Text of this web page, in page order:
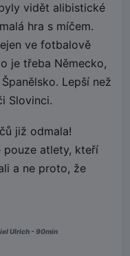
vidět alibistické
hra s míčem.
ve fotbalově
je třeba Německo,
Lepší než
Slovinci.
již odmala!
pouze atlety, kteří
a ne proto, že
Ulrich - 90min